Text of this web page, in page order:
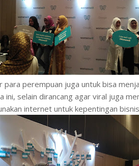
perempuan juga untuk bisa
selain dirancang agar viral juga
internet untuk kepentingan